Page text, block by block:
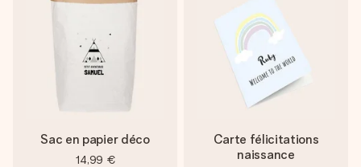
Sac en papier déco
14,99 €
Carte félicitations
naissance